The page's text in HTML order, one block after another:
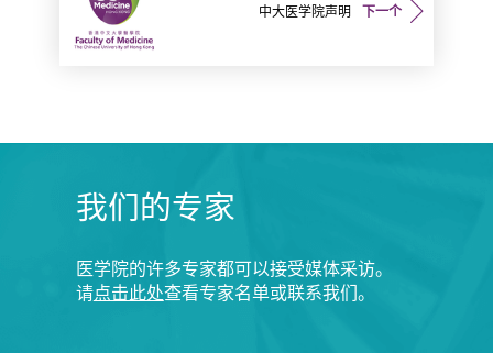
下一个
中大医学院声明
我们的专家
医学院的许多专家都可以接受媒体采访。
请点击此处查看专家名单或联系我们。